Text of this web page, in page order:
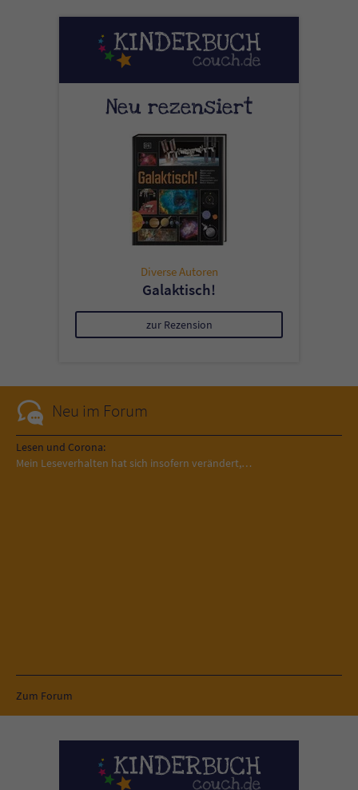
Neu rezensiert
Diverse Autoren
Galaktisch!
zur Rezension
Neu im Forum
Lesen und Corona:
Mein Leseverhalten hat sich insofern verändert,…
Zum Forum